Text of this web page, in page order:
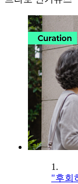
1.
"후회